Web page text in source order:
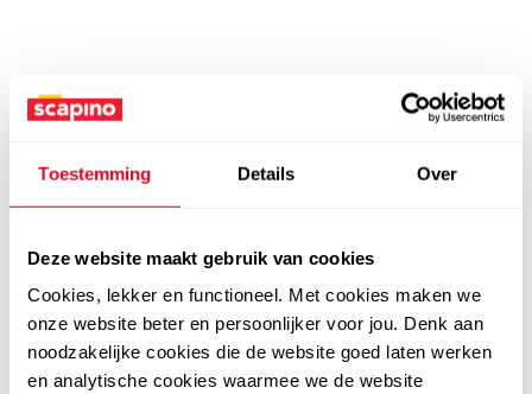
Toestemming Details Over
Deze website maakt gebruik van cookies
Cookies, lekker en functioneel. Met cookies maken we
onze website beter en persoonlijker voor jou. Denk aan
noodzakelijke cookies die de website goed laten werken
en analytische cookies waarmee we de website